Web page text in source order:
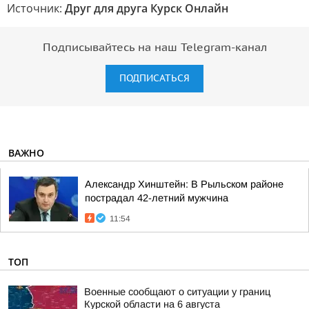
Источник: Друг для друга Курск Онлайн
Подписывайтесь на наш Telegram-канал
ПОДПИСАТЬСЯ
ВАЖНО
Александр Хинштейн: В Рыльском районе
пострадал 42-летний мужчина
11:54
ТОП
Военные сообщают о ситуации у границ
Курской области на 6 августа